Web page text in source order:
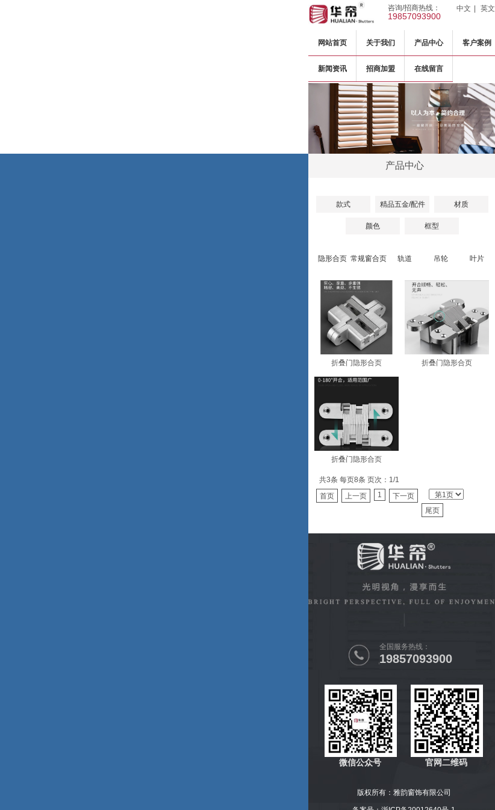
网站首页 关于我们 产品中心 客户案例
新闻资讯 招商加盟 在线留言
咨询/招商热线：
19857093900
中文 英文
产品中心
款式 精品五金/配件 材质
颜色 框型
折叠门隐形合页 折叠门隐形合页
折叠门隐形合页
共3条 每页8条 页次：1/1
首页
上一页 1
下一页
尾页
隐形合页 常规窗合页 轨道 吊轮 叶片
版权所有：雅韵窗饰有限公司
微信公众号 官网二维码
全国服务热线：
19857093900